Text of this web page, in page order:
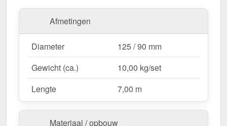
UV- en corrosiebestendig– Weerbestendig
dankzij 50 µm Polyurethan.
Complete set voor veilige installatie– Alle
belangrijke onderdelen inbegrepen.
Garantie– 15 jaar voor langdurige kwaliteit &
veiligheid.
Ideaal voor de volgende toepassingen:
Afmetingen
Diameter
125 / 90 mm
Gewicht (ca.)
10,00 kg/set
Lengte
7,00 m
Materiaal / opbouw